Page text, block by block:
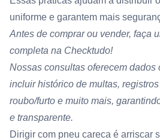
uniforme e garantem mais
Antes de comprar ou vender, faça
completa na Checktudo!
Nossas consultas oferecem dados
incluir histórico de multas,
roubo/furto e muito mais,
e transparente.
Dirigir com pneu careca é arriscar